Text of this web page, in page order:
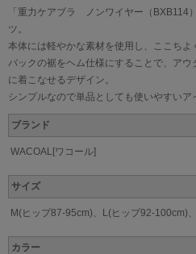
「重力ケアブラ ノンワイヤー（BXB114
ツ。
本体には軽やかな素材を使用し、ここちよ
バックの裾をヘム仕様にすることで、ア
に着こなせるデザイン。
シンプルなので単品としても使いやすいア
ブランド
WACOAL[ワコール]
サイズ
M(ヒップ87-95cm)、L(ヒップ92-100cm)
カラー